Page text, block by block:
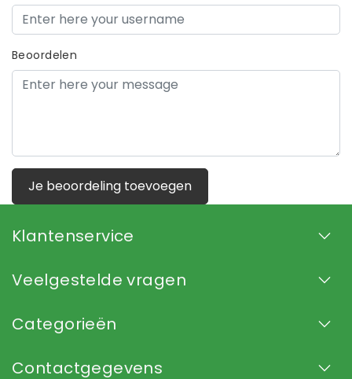
Beoordelen
Je beoordeling toevoegen
Klantenservice
Veelgestelde vragen
Categorieën
Contactgegevens